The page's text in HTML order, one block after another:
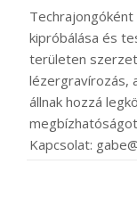
kipróbálása és
területen
lézergravírozás,
állnak hozzá
Kapcsolat: